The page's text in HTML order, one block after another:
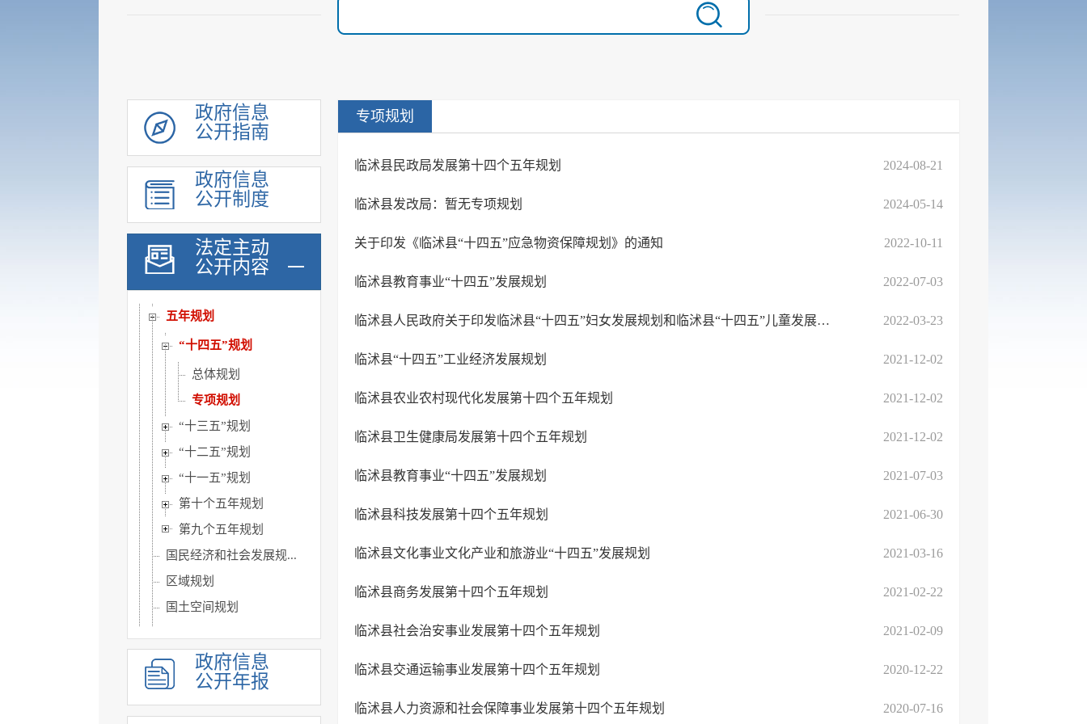
政府信息
公开指南
政府信息
公开制度
法定主动
公开内容
领导信息
机构职能
履职依据
会议公开
决策公开
五年规划
“十四五”规划
总体规划
专项规划
“十三五”规划
“十二五”规划
“十一五”规划
第十个五年规划
第九个五年规划
国民经济和社会发展规...
区域规划
国土空间规划
统计信息
财政信息
政府信息
公开年报
专项规划
临沭县民政局发展第十四个五年规划 2024-08-21
临沭县发改局：暂无专项规划 2024-05-14
关于印发《临沭县“十四五”应急物资保障规划》的通知 2022-10-11
临沭县教育事业“十四五”发展规划 2022-07-03
临沭县人民政府关于印发临沭县“十四五”妇女发展规划和临沭县“十四五”儿童发展规划 ... 2022-03-23
​临沭县“十四五”工业经济发展规划 2021-12-02
临沭县农业农村现代化发展第十四个五年规划 2021-12-02
临沭县卫生健康局发展第十四个五年规划 2021-12-02
临沭县教育事业“十四五”发展规划 2021-07-03
临沭县科技发展第十四个五年规划 2021-06-30
临沭县文化事业文化产业和旅游业“十四五”发展规划 2021-03-16
临沭县商务发展第十四个五年规划 2021-02-22
临沭县社会治安事业发展第十四个五年规划 2021-02-09
临沭县交通运输事业发展第十四个五年规划 2020-12-22
临沭县人力资源和社会保障事业发展第十四个五年规划 2020-07-16